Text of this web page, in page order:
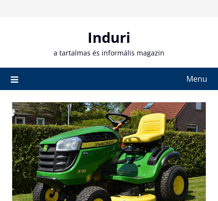
Induri
a tartalmas és informális magazin
Menu